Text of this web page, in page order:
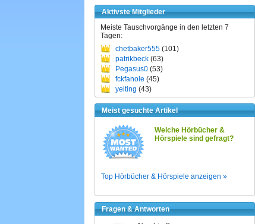
Aktivste Mitglieder
Meiste Tauschvorgänge in den letzten 7
Tagen:
chetbaker555 (101)
patrikbeck (63)
Pegasus0 (53)
fckfanole (45)
yeiting (43)
Meist gesuchte Artikel
Welche Hörbücher &
Hörspiele sind gefragt?
Top Hörbücher & Hörspiele anzeigen »
Fragen & Antworten